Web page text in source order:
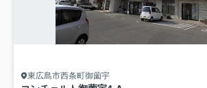
東広島市西条町御薗宇